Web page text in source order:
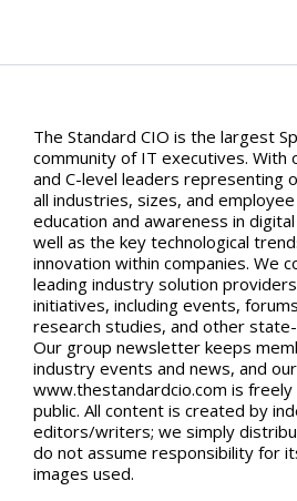
The Standard CIO is the largest
community of IT executives. With
and C-level leaders representing
all industries, sizes, and
education and awareness in
well as the key technological
innovation within companies. We
leading industry solution
initiatives, including events,
research studies, and other
Our group newsletter keeps
industry events and news, and
www.thestandardcio.com is
public. All content is created by
editors/writers; we simply
do not assume responsibility for
images used.